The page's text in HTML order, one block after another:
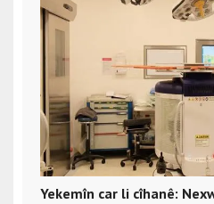
Yekemîn car li cîhanê: